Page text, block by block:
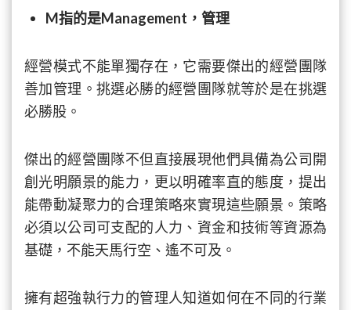
M指的是Management，管理
經營模式不能單獨存在，它需要傑出的經營團隊
善加管理。挑選必勝的經營團隊就等於是在挑選
必勝股。
傑出的經營團隊不但直接展現他們具備為公司開
創光明願景的能力，更以明確率直的態度，提出
能帶動凝聚力的合理策略來實現這些願景。策略
必須以公司可支配的人力、資金和技術等資源為
基礎，不能天馬行空、遙不可及。
擁有超強執行力的管理人知道如何在不同的行業